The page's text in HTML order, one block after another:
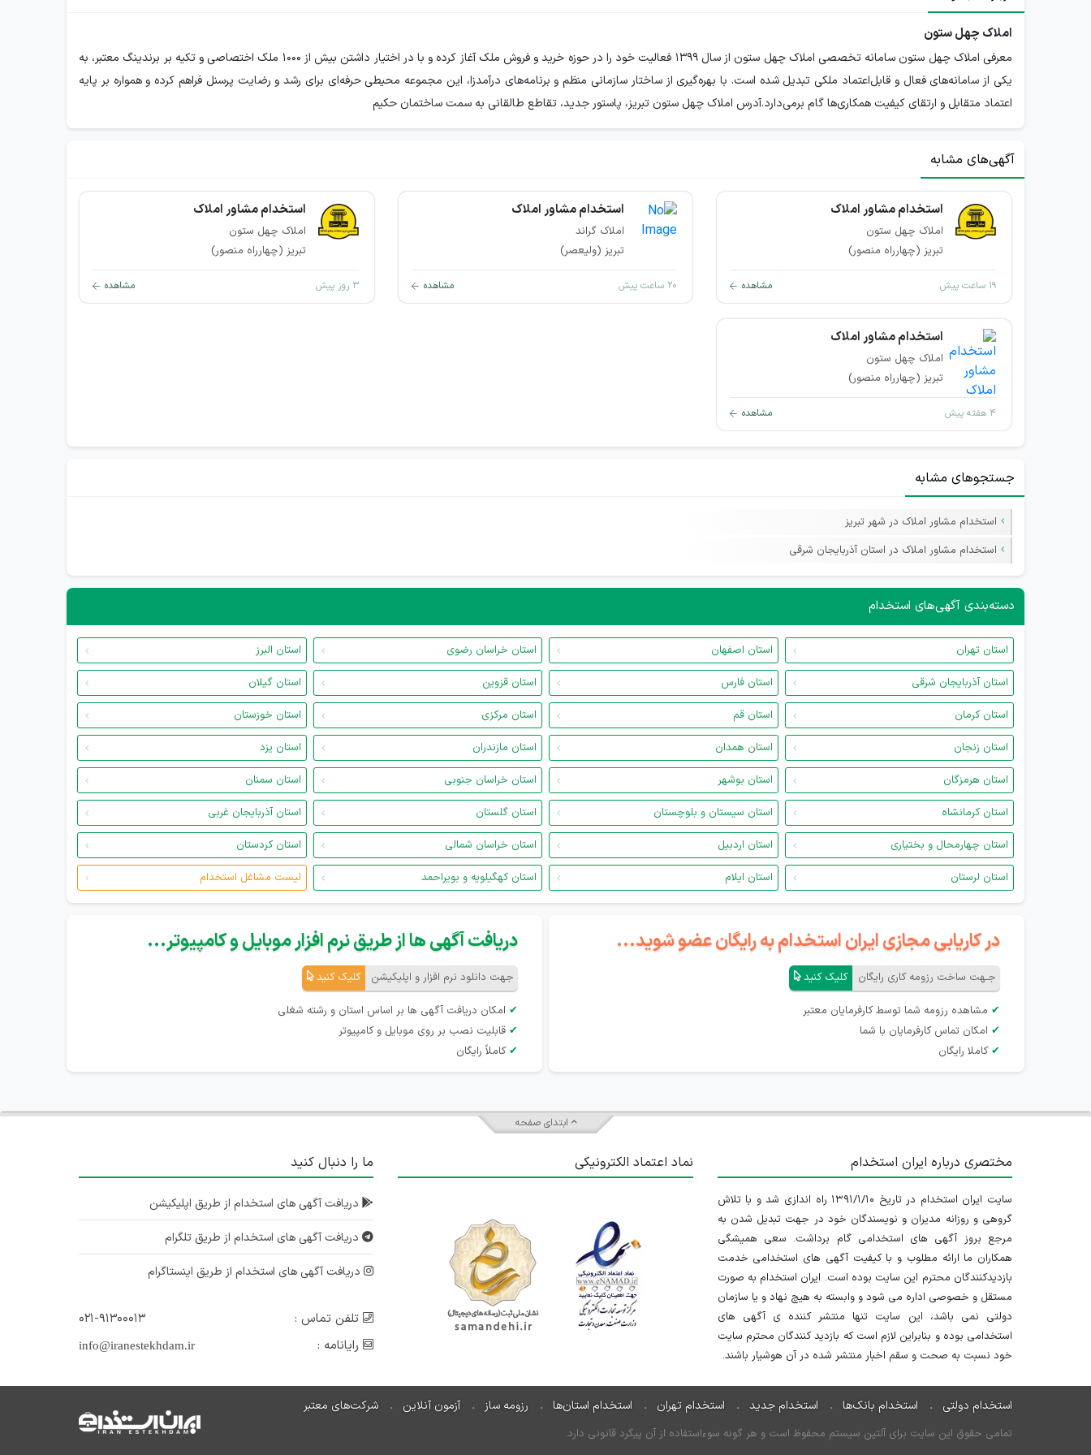
املاک چهل ستون
معرفی املاک چهل ستون سامانه تخصصی املاک چهل ستون از سال ۱۳۹۹ فعالیت خود را در حوزه خرید و فروش ملک آغاز کرده و با در اختیار داشتن بیش از ۱۰۰۰ ملک اختصاصی و تکیه بر برندینگ معتبر، به
یکی از سامانه‌های فعال و قابل‌اعتماد ملکی تبدیل شده است. با بهره‌گیری از ساختار سازمانی منظم و برنامه‌های درآمدزا، این مجموعه محیطی حرفه‌ای برای رشد و رضایت پرسنل فراهم کرده و همواره بر پایه
اعتماد متقابل و ارتقای کیفیت همکاری‌ها گام برمی‌دارد.آدرس املاک چهل ستون تبریز، پاستور جدید، تقاطع طالقانی به سمت ساختمان حکیم
آگهی‌های مشابه
استخدام مشاور املاک
املاک چهل ستون
تبریز (چهارراه منصور)
۱۹ ساعت پیش مشاهده
استخدام مشاور املاک
املاک گراند
تبریز (ولیعصر)
۲۰ ساعت پیش مشاهده
استخدام مشاور املاک
املاک چهل ستون
تبریز (چهارراه منصور)
۳ روز پیش مشاهده
استخدام مشاور املاک
املاک چهل ستون
تبریز (چهارراه منصور)
۴ هفته پیش مشاهده
جستجوهای مشابه
استخدام مشاور املاک در شهر تبریز
استخدام مشاور املاک در استان آذربایجان شرقی
دسته‌بندی آگهی‌های استخدام
استان تهران استان اصفهان استان خراسان رضوی
استان البرز
استان آذربایجان شرقی
استان فارس استان قزوین
استان گیلان
استان کرمان
استان قم استان مرکزی
استان خوزستان
استان زنجان
استان همدان استان مازندران
استان یزد
استان هرمزگان
استان بوشهر استان خراسان جنوبی
استان سمنان
استان کرمانشاه
استان سیستان و بلوچستان استان گلستان
استان آذربایجان غربی
استان چهارمحال و بختیاری
استان اردبیل استان خراسان شمالی
استان کردستان
استان لرستان
استان ایلام استان کهگیلویه و بویراحمد لیست مشاغل استخدام
در کاریابی مجازی ایران استخدام به رایگان عضو شوید...
جـهت ساخت رزومه کاری رایگان کلیک کنید
✔ مشاهده رزومه شما توسط کارفرمایان معتبر
✔ امکان تماس کارفرمایان با شما
✔ کاملا رایگان
دریافت آگهی ها از طریق نرم افزار موبایل و کامپیوتر...
جهت دانلود نرم افزار و اپلیکیشن کلیک کنید
✔ امکان دریافت آگهی ها بر اساس استان و رشته شغلی
✔ قابلیت نصب بر روی موبایل و کامپیوتر
✔ کاملاً رایگان
ابتدای صفحه
مختصری درباره ایران استخدام
سایت ایران استخدام در تاریخ ۱۳۹۱/۱/۱۰ راه اندازی شد و با تلاش
گروهی و روزانه مدیران و نویسندگان خود در جهت تبدیل شدن به
مرجع بروز آگهی های استخدامی گام برداشت. سعی همیشگی
همکاران ما ارائه مطلوب و با کیفیت آگهی های استخدامی خدمت
بازدیدکنندگان محترم این سایت بوده است. ایران استخدام به صورت
مستقل و خصوصی اداره می شود و وابسته به هیچ نهاد و یا سازمان
دولتی نمی باشد، این سایت تنها منتشر کننده ی آگهی های
استخدامی بوده و بنابراین لازم است که بازدید کنندگان محترم سایت
خود نسبت به صحت و سقم اخبار منتشر شده در آن هوشیار باشند.
نماد اعتماد الکترونیکی ما را دنبال کنید
دریافت آگهی های استخدام از طریق اپلیکیشن
دریافت آگهی های استخدام از طریق تلگرام
دریافت آگهی های استخدام از طریق اینستاگرام
تلفن تماس :
۰۲۱-۹۱۳۰۰۰۱۳
رایانامه :
info@iranestekhdam.ir
استخدام دولتی استخدام بانک‌ها استخدام جدید استخدام تهران استخدام استان‌ها رزومه ساز آزمون آنلاین شرکت‌های معتبر
تمامی حقوق این سایت برای آلتین سیستم محفوظ است و هر گونه سوءاستفاده از آن پیگرد قانونی دارد.